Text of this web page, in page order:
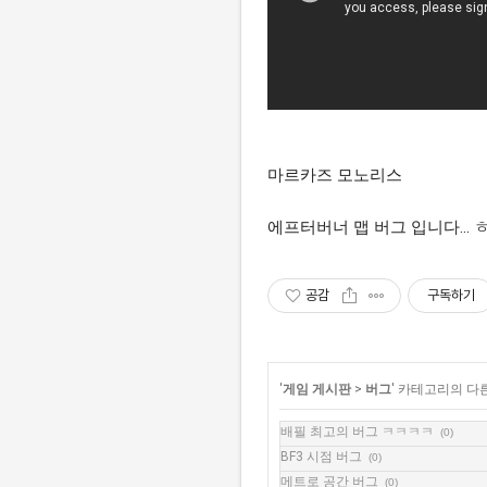
마르카즈 모노리스
에프터버너 맵 버그 입니다... ㅎ
공감 구독하기
'게임 게시판 > 버그' 카테고리의 다
배필 최고의 버그 ㅋㅋㅋㅋ (0)
BF3 시점 버그 (0)
메트로 공간 버그 (0)